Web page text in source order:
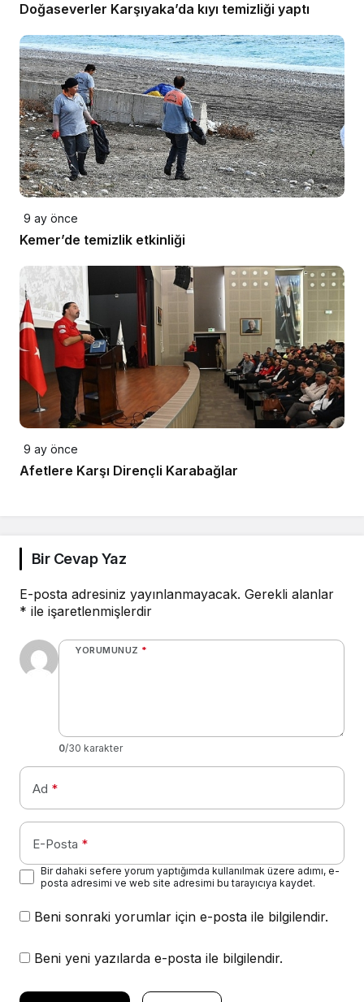
Doğaseverler Karşıyaka’da kıyı temizliği yaptı
9 ay önce
Kemer’de temizlik etkinliği
9 ay önce
Afetlere Karşı Dirençli Karabağlar
Bir Cevap Yaz
E-posta adresiniz yayınlanmayacak. Gerekli alanlar
* ile işaretlenmişlerdir
YORUMUNUZ *
0/30 karakter
Ad *
E-Posta *
Bir dahaki sefere yorum yaptığımda kullanılmak üzere adımı, e-
posta adresimi ve web site adresimi bu tarayıcıya kaydet.
Beni sonraki yorumlar için e-posta ile bilgilendir.
Beni yeni yazılarda e-posta ile bilgilendir.